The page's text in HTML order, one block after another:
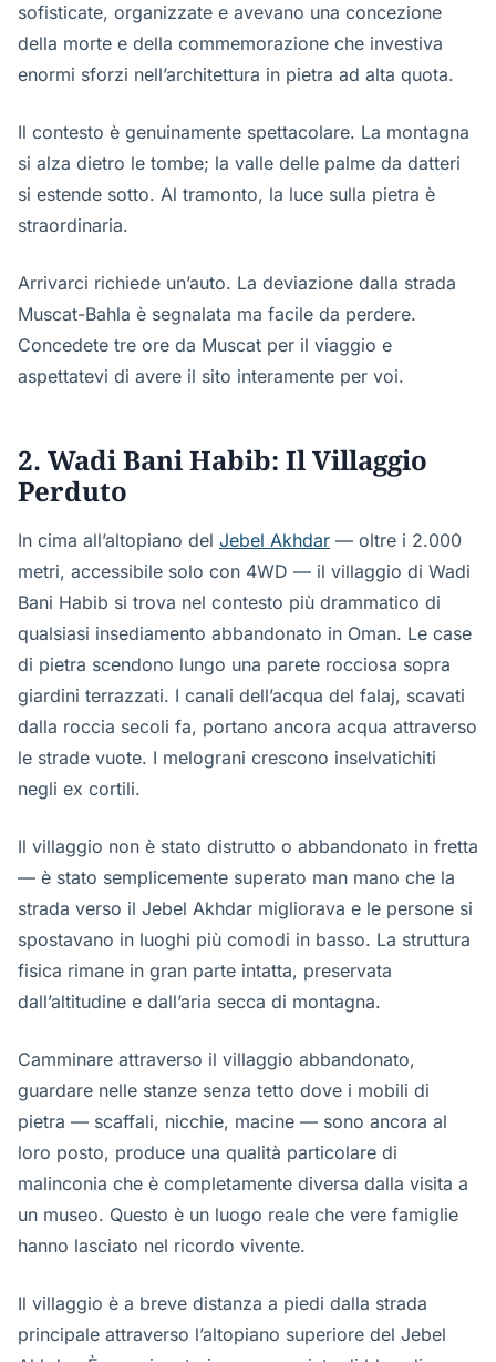
sofisticate, organizzate e avevano una concezione
della morte e della commemorazione che investiva
enormi sforzi nell’architettura in pietra ad alta quota.
Il contesto è genuinamente spettacolare. La montagna
si alza dietro le tombe; la valle delle palme da datteri
si estende sotto. Al tramonto, la luce sulla pietra è
straordinaria.
Arrivarci richiede un’auto. La deviazione dalla strada
Muscat-Bahla è segnalata ma facile da perdere.
Concedete tre ore da Muscat per il viaggio e
aspettatevi di avere il sito interamente per voi.
2. Wadi Bani Habib: Il Villaggio
Perduto
In cima all’altopiano del Jebel Akhdar — oltre i 2.000
metri, accessibile solo con 4WD — il villaggio di Wadi
Bani Habib si trova nel contesto più drammatico di
qualsiasi insediamento abbandonato in Oman. Le case
di pietra scendono lungo una parete rocciosa sopra
giardini terrazzati. I canali dell’acqua del falaj, scavati
dalla roccia secoli fa, portano ancora acqua attraverso
le strade vuote. I melograni crescono inselvatichiti
negli ex cortili.
Il villaggio non è stato distrutto o abbandonato in fretta
— è stato semplicemente superato man mano che la
strada verso il Jebel Akhdar migliorava e le persone si
spostavano in luoghi più comodi in basso. La struttura
fisica rimane in gran parte intatta, preservata
dall’altitudine e dall’aria secca di montagna.
Camminare attraverso il villaggio abbandonato,
guardare nelle stanze senza tetto dove i mobili di
pietra — scaffali, nicchie, macine — sono ancora al
loro posto, produce una qualità particolare di
malinconia che è completamente diversa dalla visita a
un museo. Questo è un luogo reale che vere famiglie
hanno lasciato nel ricordo vivente.
Il villaggio è a breve distanza a piedi dalla strada
principale attraverso l’altopiano superiore del Jebel